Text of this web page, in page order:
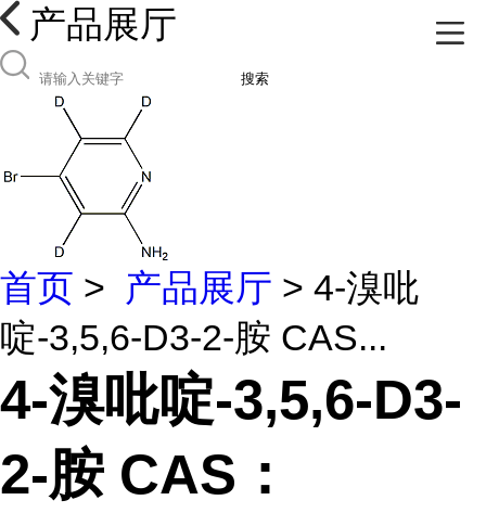
产品展厅
搜索
首页 > 产品展厅 > 4-溴吡
啶-3,5,6-D3-2-胺 CAS...
4-溴吡啶-3,5,6-D3-
2-胺 CAS：